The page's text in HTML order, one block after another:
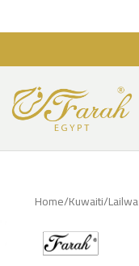
Home Kuwaiti Lailwa